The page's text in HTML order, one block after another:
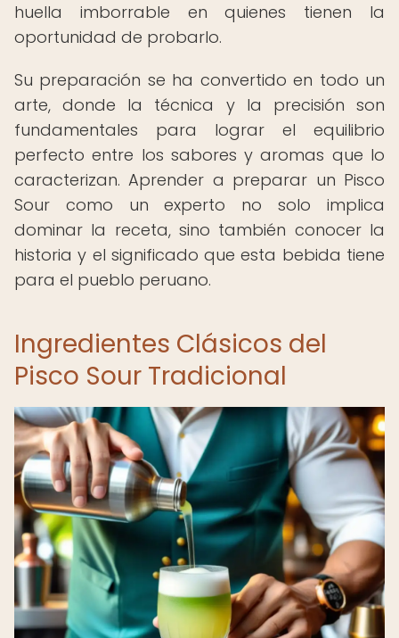
huella imborrable en quienes tienen la
oportunidad de probarlo.
Su preparación se ha convertido en todo un
arte, donde la técnica y la precisión son
fundamentales para lograr el equilibrio
perfecto entre los sabores y aromas que lo
caracterizan. Aprender a preparar un Pisco
Sour como un experto no solo implica
dominar la receta, sino también conocer la
historia y el significado que esta bebida tiene
para el pueblo peruano.
Ingredientes Clásicos del
Pisco Sour Tradicional